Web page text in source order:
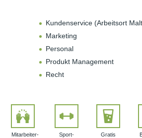
Kundenservice (Arbeitsort
Marketing
Personal
Produkt Management
Recht
Mitarbeiter-
Sport­
Gratis